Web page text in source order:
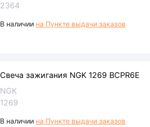
2364
В наличии на Пункте выдачи заказов
Свеча зажигания NGK 1269 BCPR6E
NGK
1269
В наличии на Пункте выдачи заказов